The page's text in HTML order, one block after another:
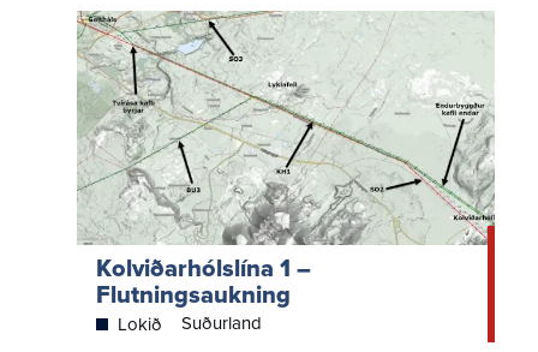
Kolviðarhólslína 1 –
Flutningsaukning
Lokið Suðurland